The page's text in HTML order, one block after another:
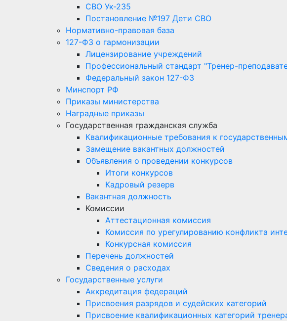
СВО Ук-235
Постановление №197 Дети СВО
Нормативно-правовая база
127-ФЗ о гармонизации
Лицензирование учреждений
Профессиональный стандарт "Тренер-
Федеральный закон 127-ФЗ
Минспорт РФ
Приказы министерства
Наградные приказы
Государственная гражданская служба
Квалификационные требования к
Замещение вакантных должностей
Объявления о проведении конкурсов
Итоги конкурсов
Кадровый резерв
Вакантная должность
Комиссии
Аттестационная комиссия
Комиссия по урегулированию конфликта
Конкурсная комиссия
Перечень должностей
Сведения о расходах
Государственные услуги
Аккредитация федераций
Присвоения разрядов и судейских категорий
Присвоение квалификационных категорий